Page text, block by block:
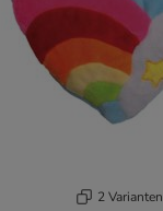
2 Varianten